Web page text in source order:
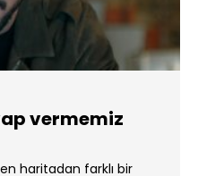
vermemiz
haritadan farklı bir